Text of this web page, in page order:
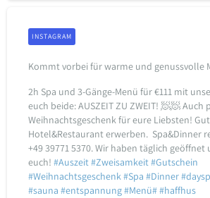
Kommt vorbei für warme und genussvolle
2h Spa und 3-Gänge-Menü für €111 mit
euch beide: AUSZEIT ZU ZWEIT! 🧖‍️🧖‍️️Auch
Weihnachtsgeschenk für eure Liebsten!
Hotel&Restaurant erwerben. ️ Spa&Dinner
+49 39771 5370.Wir haben täglich geöffnet
euch! #Auszeit#Zweisamkeit#Gutschein
#Weihnachtsgeschenk#Spa #Dinner
#sauna #entspannung#Menü##haffhus
INSTAGRAM